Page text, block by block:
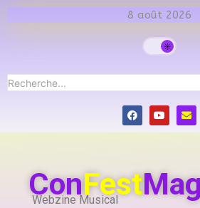
8 août 2026
ConFest
Webzine Musical